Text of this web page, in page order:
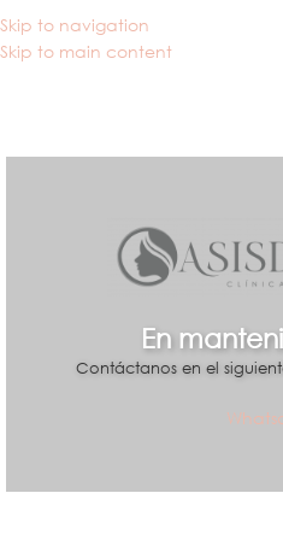
Skip to navigation
Skip to main content
En
Contáctanos en el